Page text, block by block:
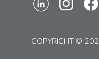
COPYRIGHT ©